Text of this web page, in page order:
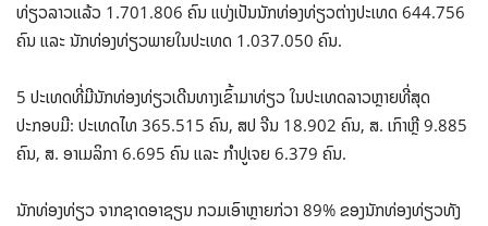
ທ່ຽວລາວແລ້ວ 1.701.806 ຄົນ ແບ່ງເປັນນັກທ່ອງທ່ຽວຕ່າງປະເທດ 644.756
ຄົນ ແລະ ນັກທ່ອງທ່ຽວພາຍໃນປະເທດ 1.037.050 ຄົນ.
5 ປະເທດທີ່ມີນັກທ່ອງທ່ຽວເດີນທາງເຂົ້າມາທ່ຽວ ໃນປະເທດລາວຫຼາຍທີ່ສຸດ
ປະກອບມີ: ປະເທດໄທ 365.515 ຄົນ, ສປ ຈີນ 18.902 ຄົນ, ສ. ເກົາຫຼີ 9.885
ຄົນ, ສ. ອາເມລິກາ 6.695 ຄົນ ແລະ ກໍາປູເຈຍ 6.379 ຄົນ.
ນັກທ່ອງທ່ຽວ ຈາກຊາດອາຊຽນ ກວມເອົາຫຼາຍກ່ວາ 89% ຂອງນັກທ່ອງທ່ຽວທັງ